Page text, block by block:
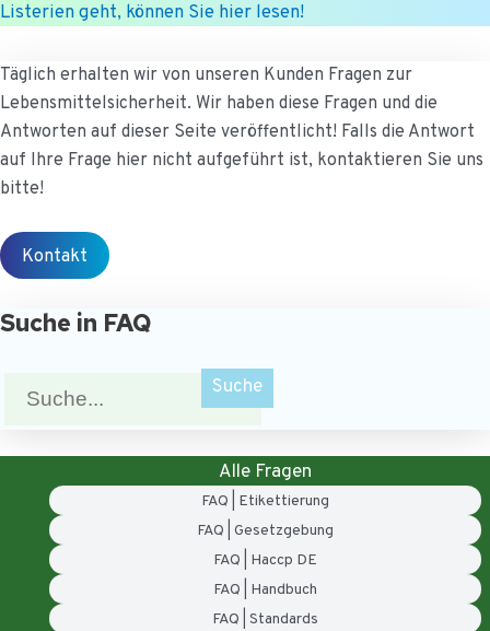
Listerien geht, können Sie hier lesen!
Ga
naar
inhoud
Täglich erhalten wir von unseren Kunden Fragen zur
Lebensmittelsicherheit. Wir haben diese Fragen und die
Antworten auf dieser Seite veröffentlicht! Falls die Antwort
auf Ihre Frage hier nicht aufgeführt ist, kontaktieren Sie uns
bitte!
Kontakt
Suche in FAQ
naar:
Alle Fragen
FAQ | Etikettierung
FAQ | Gesetzgebung
FAQ | Haccp DE
FAQ | Handbuch
FAQ | Standards